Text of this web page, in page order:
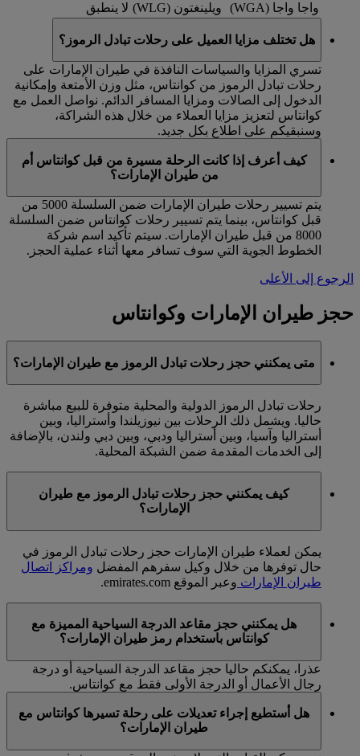
واجا واجا (WGA)
ويلينغتون (WLG) لا ينطبق
هل تختلف مزايا العميل على رحلات تبادل الرموز؟
تسري المزايا والسياسات النافذة في طيران الإمارات على
رحلات تبادل الرموز من كوانتاس، مثل وزن الأمتعة وإمكانية
الدخول إلى الصالات ومزايا المسافر الدائم. نواصل العمل مع
كوانتاس لتعزيز مزايا العملاء من خلال هذه الشراكة،
وسنبقيكم على اطلاع بكل جديد.
كيف أعرف إذا كانت الرحلة مسيرة من قبل كوانتاس أم
من طيران الإمارات؟
يتم تسيير رحلات طيران الإمارات ضمن السلسلة 5000 من
قبل كوانتاس، بينما يتم تسيير رحلات كوانتاس ضمن السلسلة
8000 من قبل طيران الإمارات. سيتم تأكيد اسم شركة
الخطوط الجوية التي سوف تسافر معها أثناء عملية الحجز.
الرجوع إلى الأعلى
حجز طيران الإمارات وكوانتاس
متى يمكنني حجز رحلات تبادل الرموز مع طيران الإمارات؟
رحلات تبادل الرموز الدولية والمحلية متوفرة للبيع مباشرة
حاليا. ويشمل ذلك الرحلات بين نيوزيلندا وأستراليا، وبين
أستراليا وآسيا، وبين أستراليا ودبي، وبين دبي ولندن، بالإضافة
إلى الخدمات المقدمة ضمن الشبكة المحلية.
كيف يمكنني حجز رحلات تبادل الرموز مع طيران
الإمارات؟
يمكن لعملاء طيران الإمارات حجز رحلات تبادل الرموز في
حال توفرها من خلال وكيل سفرهم المفضل ومراكز اتصال
طيران الإمارات وعبر الموقع emirates.com.
هل يمكنني حجز مقاعد الدرجة السياحية المميزة مع
كوانتاس باستخدام رمز طيران الإمارات؟
عذرا، يمكنكم حاليا حجز مقاعد الدرجة السياحية أو درجة
رجال الأعمال أو الدرجة الأولى فقط مع كوانتاس.
هل أستطيع إجراء تعديلات على رحلة تسيرها كوانتاس مع
طيران الإمارات؟